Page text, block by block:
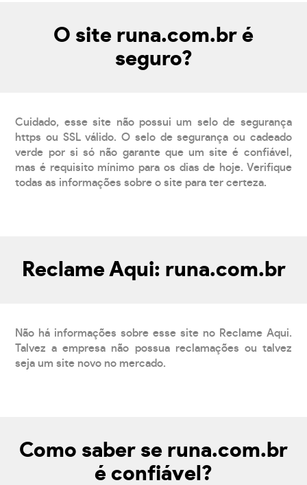
O site runa.com.br é
seguro?
Cuidado, esse site não possui um selo de segurança
https ou SSL válido. O selo de segurança ou cadeado
verde por si só não garante que um site é confiável,
mas é requisito mínimo para os dias de hoje. Verifique
todas as informações sobre o site para ter certeza.
Reclame Aqui: runa.com.br
Não há informações sobre esse site no Reclame Aqui.
Talvez a empresa não possua reclamações ou talvez
seja um site novo no mercado.
Como saber se runa.com.br
é confiável?